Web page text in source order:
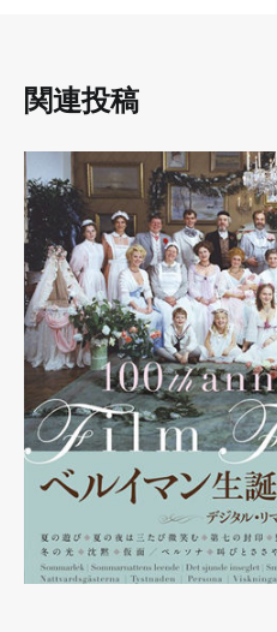
関連投稿